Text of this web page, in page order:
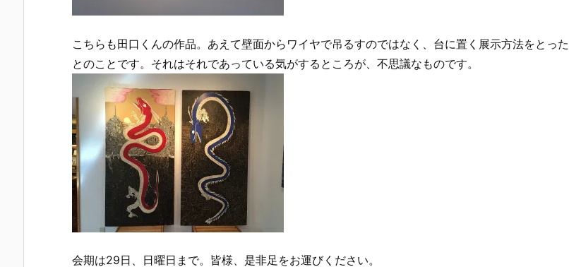
こちらも田口くんの作品。あえて壁面からワイヤで吊るすのではなく、台に置く展示方法をとった
とのことです。それはそれであっている気がするところが、不思議なものです。
会期は29日、日曜日まで。皆様、是非足をお運びください。